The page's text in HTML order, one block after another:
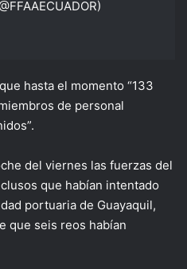
hasta el momento “133
de personal
del viernes las fuerzas del
que habían intentado
portuaria de Guayaquil,
que seis reos habían